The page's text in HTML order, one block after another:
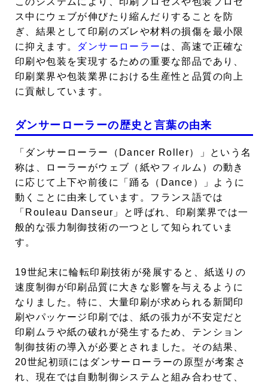
ス中にウェブが伸びたり縮んだりすることを防
ぎ、結果として印刷のズレや材料の損傷を最小限
に抑えます。 ダンサーローラー は、高速で正確な
印刷や包装を実現するための重要な部品であり、
印刷業界や包装業界における生産性と品質の向上
に貢献しています。
ダンサーローラーの歴史と言葉の由来
「ダンサーローラー（Dancer Roller）」という名
称は、ローラーがウェブ（紙やフィルム）の動き
に応じて上下や前後に「踊る（Dance）」ように
動くことに由来しています。フランス語では
「Rouleau Danseur」と呼ばれ、印刷業界では一
般的な張力制御技術の一つとして知られていま
す。
19世紀末に輪転印刷技術が発展すると、紙送りの
速度制御が印刷品質に大きな影響を与えるように
なりました。特に、大量印刷が求められる新聞印
刷やパッケージ印刷では、紙の張力が不安定だと
印刷ムラや紙の破れが発生するため、テンション
制御技術の導入が必要とされました。その結果、
20世紀初頭にはダンサーローラーの原型が考案さ
れ、現在では自動制御システムと組み合わせて、